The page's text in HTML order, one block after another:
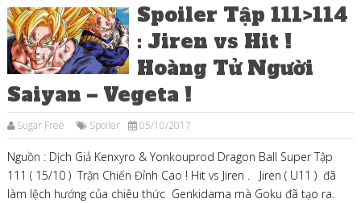
Spoiler Tập 111>114
: Jiren vs Hit !
Hoàng Tử Người
Saiyan – Vegeta !
Sugar Free Spoiler 05/10/2017
Nguồn : Dịch Giả Kenxyro & Yonkouprod Dragon Ball Super Tập
111 ( 15/10 ) Trận Chiến Đỉnh Cao ! Hit vs Jiren . Jiren ( U11 ) đã
làm lệch hướng của chiêu thức Genkidama mà Goku đã tạo ra.